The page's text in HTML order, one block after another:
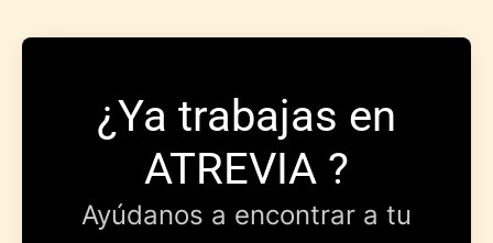
¿Ya trabajas en
ATREVIA ?
Ayúdanos a encontrar a tu